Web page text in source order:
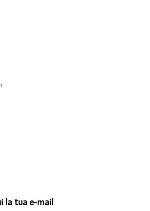
la tua e-mail